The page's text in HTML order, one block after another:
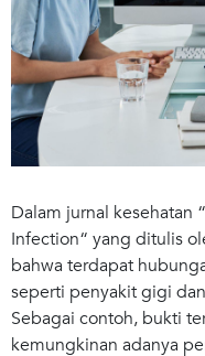
Dalam jurnal kesehatan
Infection“ yang ditulis
bahwa terdapat
seperti penyakit gigi
Sebagai contoh, bukti
kemungkinan adanya